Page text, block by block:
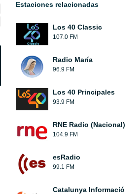
Estaciones relacionadas
Los 40 Classic
107.0 FM
Radio María
96.9 FM
Los 40 Principales
93.9 FM
RNE Radio (Nacional)
104.9 FM
esRadio
99.1 FM
Catalunya Informació